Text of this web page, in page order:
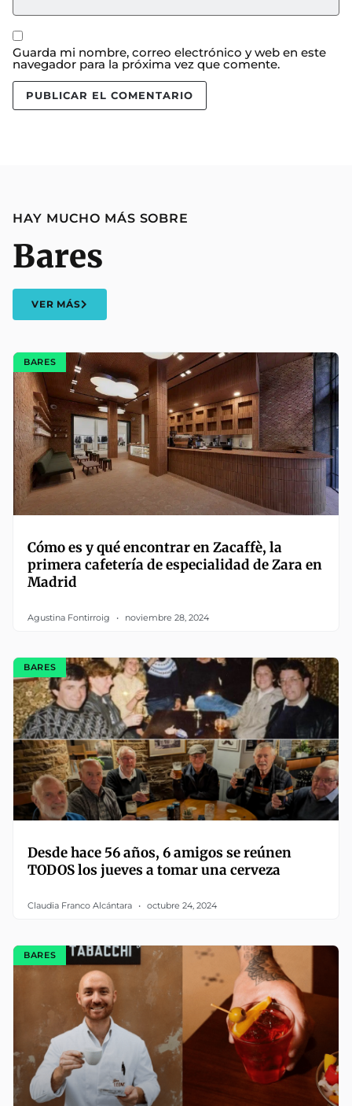
Guarda mi nombre, correo electrónico y web en este
navegador para la próxima vez que comente.
HAY MUCHO MÁS SOBRE
Bares
VER MÁS
BARES
Cómo es y qué encontrar en Zacaffè, la
primera cafetería de especialidad de Zara en
Madrid
Agustina Fontirroig noviembre 28, 2024
BARES
Desde hace 56 años, 6 amigos se reúnen
TODOS los jueves a tomar una cerveza
Claudia Franco Alcántara octubre 24, 2024
BARES